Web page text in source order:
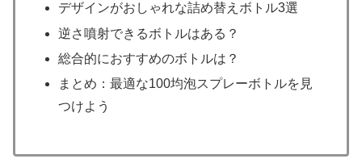
デザインがおしゃれな詰め替えボトル3選
逆さ噴射できるボトルはある？
総合的におすすめのボトルは？
まとめ：最適な100均泡スプレーボトルを見
つけよう